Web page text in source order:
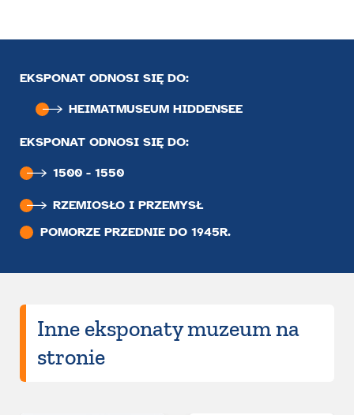
EKSPONAT ODNOSI SIĘ DO:
HEIMATMUSEUM HIDDENSEE
EKSPONAT ODNOSI SIĘ DO:
1500 - 1550
RZEMIOSŁO I PRZEMYSŁ
POMORZE PRZEDNIE DO 1945R.
Inne eksponaty muzeum na
stronie